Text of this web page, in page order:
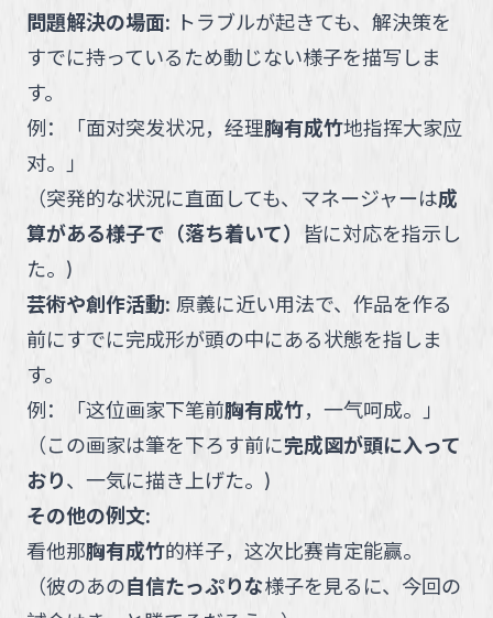
問題解決の場面:
トラブルが起きても、解決策を
すでに持っているため動じない様子を描写しま
す。
例：
「面对突发状况，经理胸有成竹地指挥大家应
对。
」
（突発的な状況に直面しても、マネージャーは成
算がある様子で（落ち着いて） 皆に対応を指示し
た。 )
芸術や創作活動: 原義に近い用法で、作品を作る
前にすでに完成形が頭の中にある状態を指しま
す。
例：
「这位画家下笔前胸有成竹，一气呵成。
」
（この画家は筆を下ろす前に完成図が頭に入って
おり、一気に描き上げた。 )
その他の例文:
看他那胸有成竹的样子，这次比赛肯定能赢。
（彼のあの自信たっぷりな様子を見るに、今回の